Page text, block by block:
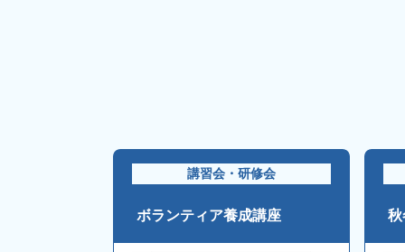
講習会・研修会
ボランティア養成講座 秋